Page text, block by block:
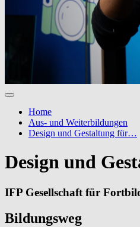
Home
Aus- und Weiterbildungen
Design und Gestaltung für…
Design und
IFP Gesellschaft für
Bildungsweg